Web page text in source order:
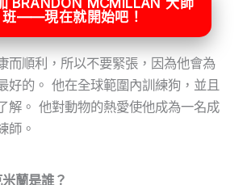
班——現在就開始吧！
而順利，所以不要緊張，因為他會為
好的。 他在全球範圍內訓練狗，並且
解。 他對動物的熱愛使他成為一名成
師。
蘭是誰？